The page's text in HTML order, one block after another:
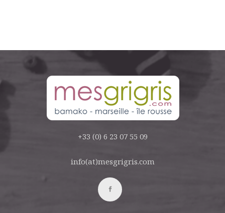
+33 (0) 6 23 07 55 09
info(at)mesgrigris.com